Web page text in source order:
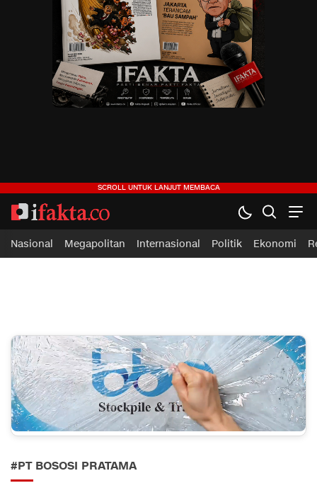
ifakta.co
#pastibenar
Nasional Megapolitan Internasional Politik Ekonomi
#PT BOSOSI PRATAMA